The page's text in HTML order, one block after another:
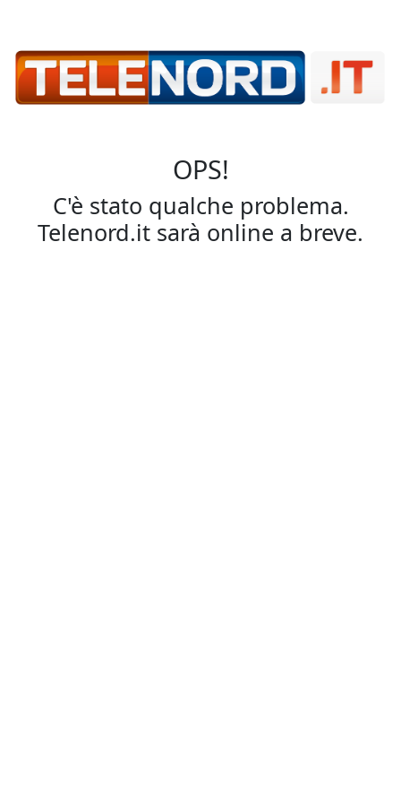
OPS!
C'è stato qualche problema.
Telenord.it sarà online a breve.